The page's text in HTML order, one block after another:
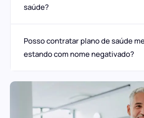
saúde?
Posso contratar plano de saúde
estando com nome negativado?